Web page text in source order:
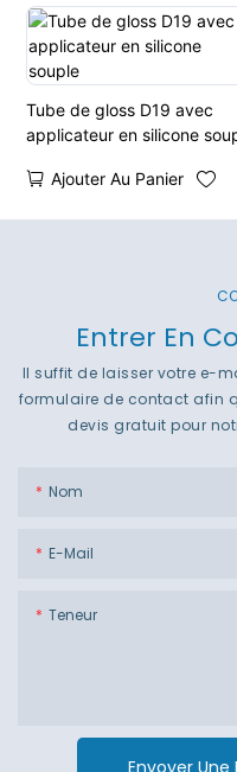
Tube de gloss D19 avec
applicateur en silicone
Ajouter Au Panier
Entrer En
Il suffit de laisser votre e-
formulaire de contact afin
devis gratuit pour
Nom
E-Mail
Teneur
Envoyer